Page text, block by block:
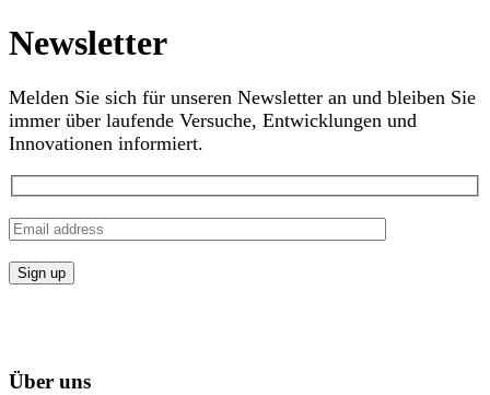
Newsletter
Melden Sie sich für unseren Newsletter an und bleiben Sie
immer über laufende Versuche, Entwicklungen und
Innovationen informiert.
Über uns